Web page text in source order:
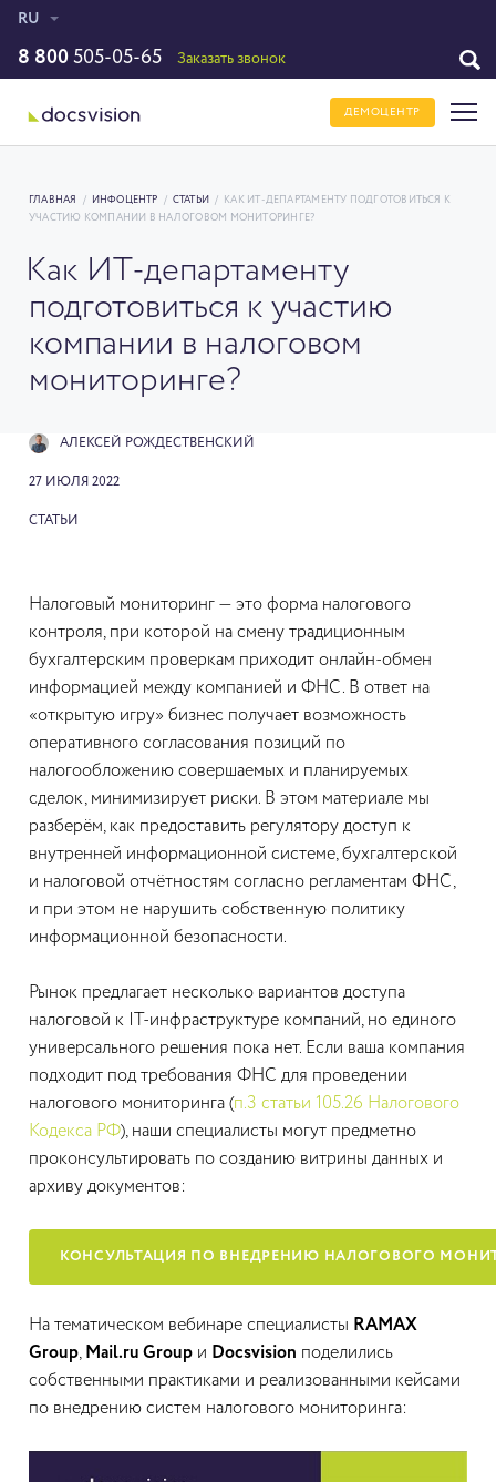
RU
8 800 505-05-65 Заказать звонок
ДЕМОЦЕНТР
ГЛАВНАЯ / ИНФОЦЕНТР / СТАТЬИ /
КАК ИТ-ДЕПАРТАМЕНТУ ПОДГОТОВИТЬСЯ К
УЧАСТИЮ КОМПАНИИ В НАЛОГОВОМ МОНИТОРИНГЕ?
Как ИТ-департаменту
подготовиться к участию
компании в налоговом
мониторинге?
АЛЕКСЕЙ РОЖДЕСТВЕНСКИЙ
27 ИЮЛЯ 2022
СТАТЬИ
Налоговый мониторинг — это форма налогового
контроля, при которой на смену традиционным
бухгалтерским проверкам приходит онлайн-обмен
информацией между компанией и ФНС. В ответ на
«открытую игру» бизнес получает возможность
оперативного согласования позиций по
налогообложению совершаемых и планируемых
сделок, минимизирует риски. В этом материале мы
разберём, как предоставить регулятору доступ к
внутренней информационной системе, бухгалтерской
и налоговой отчётностям согласно регламентам ФНС,
и при этом не нарушить собственную политику
информационной безопасности.
Рынок предлагает несколько вариантов доступа
налоговой к IT-инфраструктуре компаний, но единого
универсального решения пока нет. Если ваша компания
подходит под требования ФНС для проведении
налогового мониторинга (п.3 статьи 105.26 Налогового
Кодекса РФ), наши специалисты могут предметно
проконсультировать по созданию витрины данных и
архиву документов:
КОНСУЛЬТАЦИЯ ПО ВНЕДРЕНИЮ НАЛОГОВОГО
На тематическом вебинаре специалисты RAMAX
Group, Mail.ru Group и Docsvision поделились
собственными практиками и реализованными кейсами
по внедрению систем налогового мониторинга: